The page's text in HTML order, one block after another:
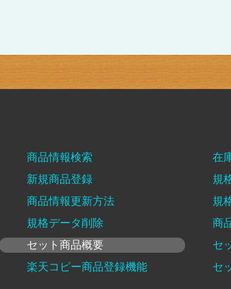
商品情報検索
在
新規商品登録
規
商品情報更新方法
規
規格データ削除
商
セット商品概要
セ
楽天コピー商品登録機能 セ